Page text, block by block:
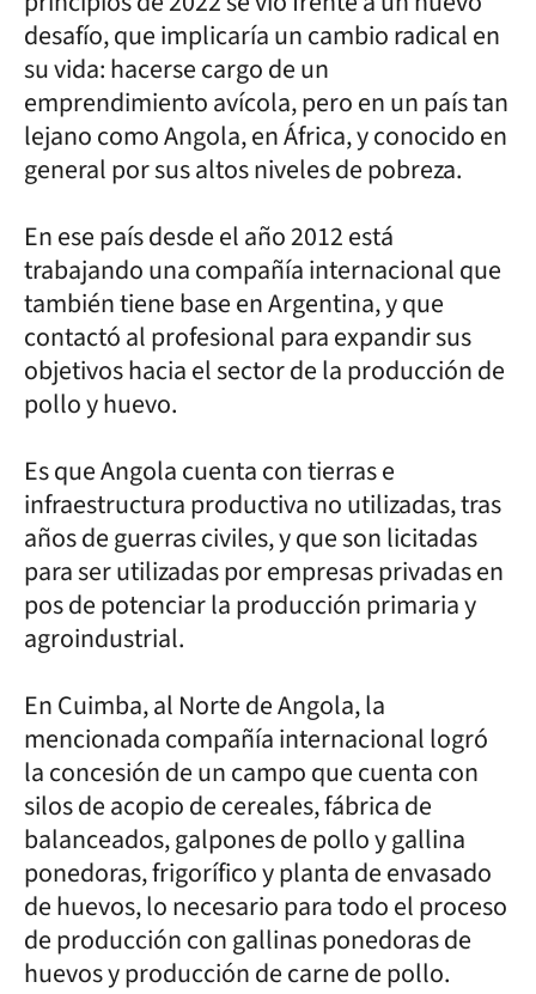
desafío, que implicaría un cambio radical en
su vida: hacerse cargo de un
emprendimiento avícola, pero en un país tan
lejano como Angola, en África, y conocido en
general por sus altos niveles de pobreza.
En ese país desde el año 2012 está
trabajando una compañía internacional que
también tiene base en Argentina, y que
contactó al profesional para expandir sus
objetivos hacia el sector de la producción de
pollo y huevo.
Es que Angola cuenta con tierras e
infraestructura productiva no utilizadas, tras
años de guerras civiles, y que son licitadas
para ser utilizadas por empresas privadas en
pos de potenciar la producción primaria y
agroindustrial.
En Cuimba, al Norte de Angola, la
mencionada compañía internacional logró
la concesión de un campo que cuenta con
silos de acopio de cereales, fábrica de
balanceados, galpones de pollo y gallina
ponedoras, frigorífico y planta de envasado
de huevos, lo necesario para todo el proceso
de producción con gallinas ponedoras de
huevos y producción de carne de pollo.